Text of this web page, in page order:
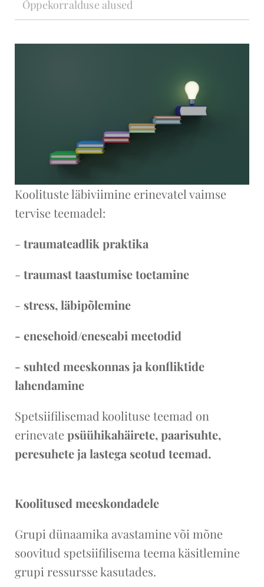
Õppekorralduse alused
Koolituste läbiviimine erinevatel vaimse
tervise teemadel:
- traumateadlik praktika
- traumast taastumise toetamine
- stress, läbipõlemine
- enesehoid/eneseabi meetodid
- suhted meeskonnas ja konfliktide
lahendamine
Spetsiifilisemad koolituse teemad on
erinevate psüühikahäirete, paarisuhte,
peresuhete ja lastega seotud teemad.
Koolitused meeskondadele
Grupi dünaamika avastamine või mõne
soovitud spetsiifilisema teema käsitlemine
grupi ressursse kasutades.